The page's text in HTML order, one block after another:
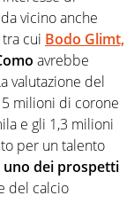
vicino anche
cui Bodo Glimt,
avrebbe
valutazione del
milioni di corone
e gli 1,3 milioni
per un talento
uno dei prospetti
del calcio